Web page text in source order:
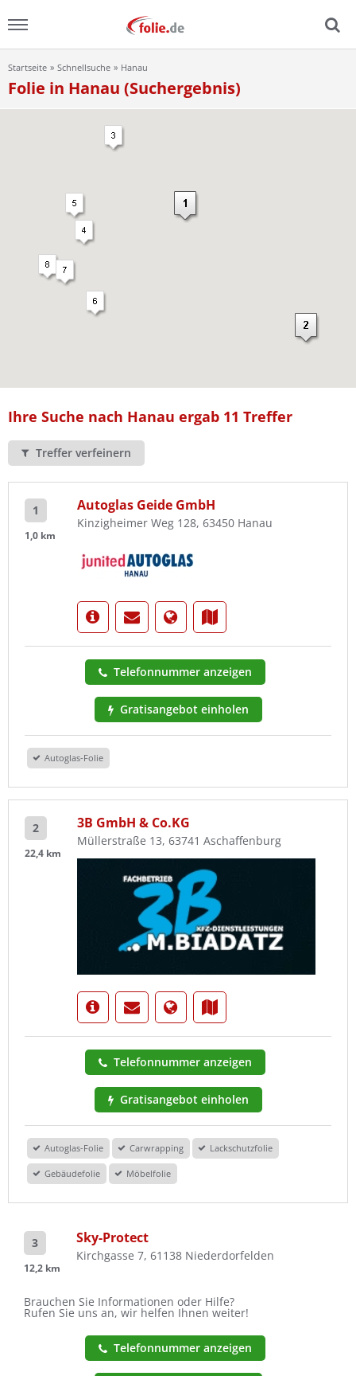
Home
Ratgeber
Lexikon
Startseite Schnellsuche Hanau
Folie in Hanau (Suchergebnis)
Ihre Suche nach Hanau ergab 11 Treffer
Treffer verfeinern
1
1,0 km
Autoglas Geide GmbH
Kinzigheimer Weg 128, 63450 Hanau
Telefonnummer anzeigen
Gratisangebot einholen
Autoglas-Folie
2
22,4 km
3B GmbH & Co.KG
Müllerstraße 13, 63741 Aschaffenburg
Telefonnummer anzeigen
Gratisangebot einholen
Autoglas-Folie Carwrapping Lackschutzfolie
Gebäudefolie Möbelfolie
3
12,2 km
Sky-Protect
Kirchgasse 7, 61138 Niederdorfelden
Brauchen Sie Informationen oder Hilfe?
Rufen Sie uns an, wir helfen Ihnen weiter!
Telefonnummer anzeigen